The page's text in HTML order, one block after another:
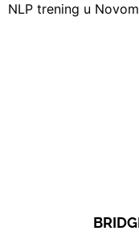
NLP trening u